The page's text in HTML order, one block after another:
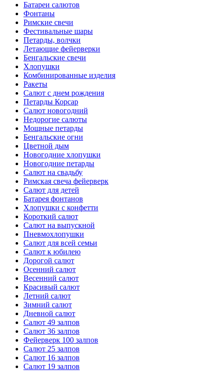
Батареи салютов
Фонтаны
Римские свечи
Фестивальные шары
Петарды, волчки
Летающие фейерверки
Бенгальские свечи
Хлопушки
Комбинированные изделия
Ракеты
Салют с днем рождения
Петарды Корсар
Салют новогодний
Недорогие салюты
Мощные петарды
Бенгальские огни
Цветной дым
Новогодние хлопушки
Новогодние петарды
Салют на свадьбу
Римская свеча фейерверк
Салют для детей
Батарея фонтанов
Хлопушки с конфетти
Короткий салют
Салют на выпускной
Пневмохлопушки
Салют для всей семьи
Салют к юбилею
Дорогой салют
Осенний салют
Весенний салют
Красивый салют
Летний салют
Зимний салют
Дневной салют
Салют 49 залпов
Салют 36 залпов
Фейерверк 100 залпов
Салют 25 залпов
Салют 16 залпов
Салют 19 залпов